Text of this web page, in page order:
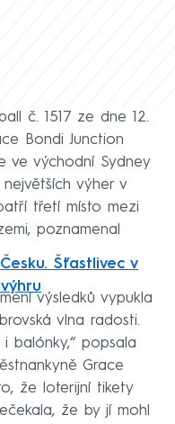
č. 1517 ze dne 12.
Bondi Junction
ve východní Sydney
výher v
třetí místo mezi
poznamenal
Šťastlivec v
výsledků vypukla
vlna radosti.
i balónky,“ popsala
Grace
že loterijní tikety
že by jí mohl